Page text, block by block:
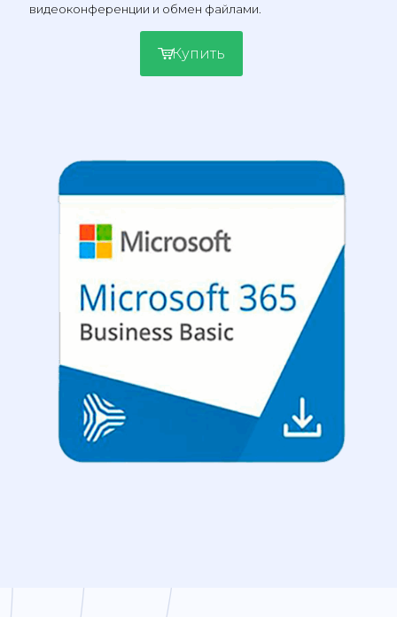
видеоконференции и обмен файлами.
Купить